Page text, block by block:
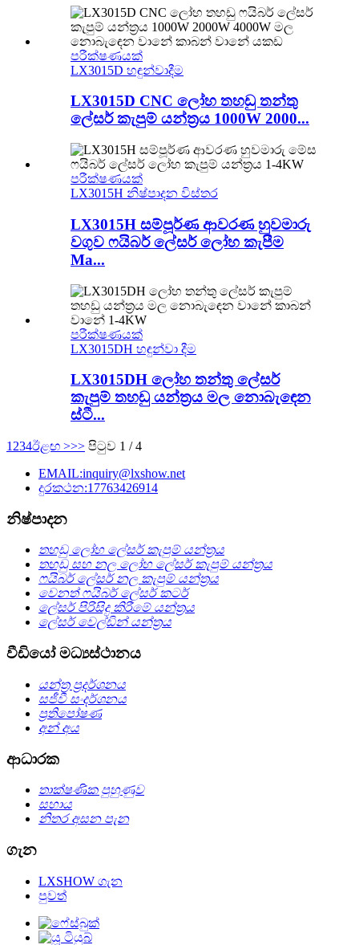
පරීක්ෂණයක්
LX3015D හඳුන්වාදීම
LX3015D CNC ලෝහ තහඩු තන්තු
ලේසර් කැපුම් යන්ත්‍රය 1000W 2000...
පරීක්ෂණයක්
LX3015H නිෂ්පාදන විස්තර
LX3015H සම්පූර්ණ ආවරණ හුවමාරු
වගුව ෆයිබර් ලේසර් ලෝහ කැපීම
Ma...
පරීක්ෂණයක්
LX3015DH හඳුන්වා දීම
LX3015DH ලෝහ තන්තු ලේසර්
කැපුම් තහඩු යන්ත්‍රය මල නොබැඳෙන
ස්ටී...
1 234ඊළඟ >>> පිටුව 1 / 4
EMAIL:inquiry@lxshow.net
දුරකථන:17763426914
නිෂ්පාදන
තහඩු ලෝහ ලේසර් කැපුම් යන්ත්‍රය
තහඩු සහ නල ලෝහ ලේසර් කැපුම් යන්ත්‍රය
ෆයිබර් ලේසර් නල කැපුම් යන්ත්‍රය
වෙනත් ෆයිබර් ලේසර් කටර්
ලේසර් පිරිසිදු කිරීමේ යන්ත්‍රය
ලේසර් වෙල්ඩින් යන්ත්‍රය
වීඩියෝ මධ්‍යස්ථානය
යන්ත්‍ර ප්‍රදර්ශනය
සජීවී සංදර්ශනය
ප්‍රතිපෝෂණ
අන් අය
ආධාරක
තාක්ෂණික පුහුණුව
සහාය
නිතර අසන පැන
ගැන
LXSHOW ගැන
පුවත්